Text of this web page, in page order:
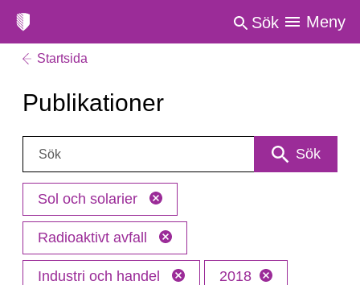
Sök Meny
Startsida
Publikationer
Sök: Sök
Sol och solarier
Radioaktivt avfall
Industri och handel 2018